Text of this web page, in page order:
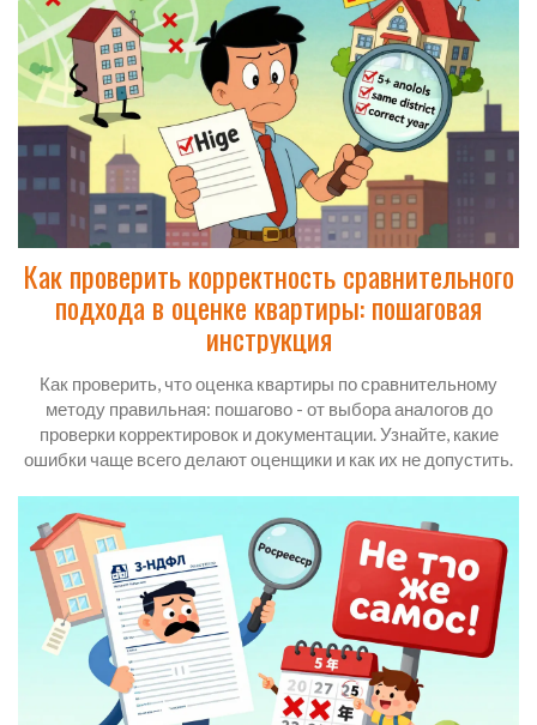
Как проверить корректность сравнительного
подхода в оценке квартиры: пошаговая
инструкция
Как проверить, что оценка квартиры по сравнительному
методу правильная: пошагово - от выбора аналогов до
проверки корректировок и документации. Узнайте, какие
ошибки чаще всего делают оценщики и как их не допустить.